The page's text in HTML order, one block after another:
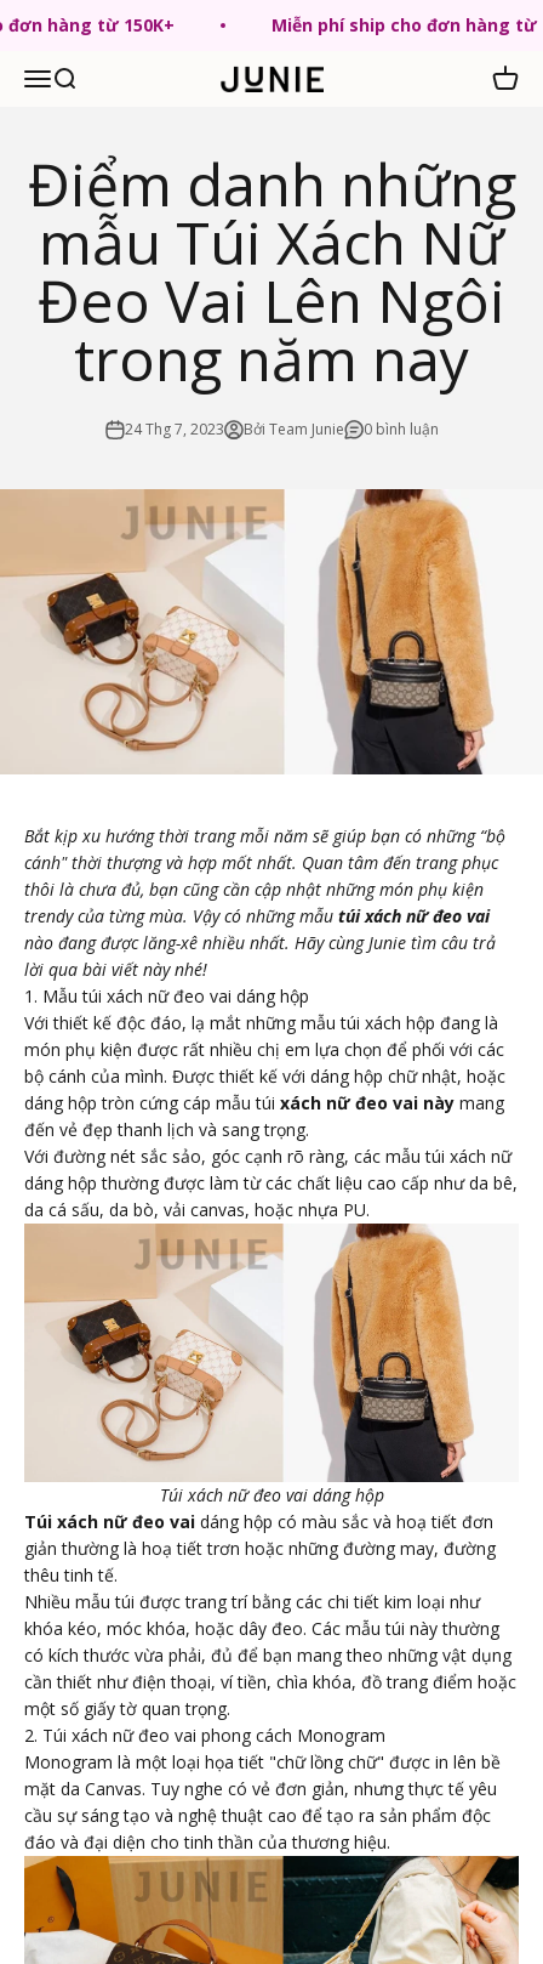
đơn hàng từ 150K+ Miễn phí ship cho đơn hàng từ
MenuTìm kiếm JUNIE VN Giỏ
Điểm danh những
mẫu Túi Xách Nữ
Đeo Vai Lên Ngôi
trong năm nay
24 Thg 7, 2023 Bởi Team Junie 0 bình luận
Bắt kịp xu hướng thời trang mỗi năm sẽ giúp bạn có những “bộ
cánh" thời thượng và hợp mốt nhất. Quan tâm đến trang phục
thôi là chưa đủ, bạn cũng cần cập nhật những món phụ kiện
trendy của từng mùa. Vậy có những mẫu túi xách nữ đeo vai
nào đang được lăng-xê nhiều nhất. Hãy cùng Junie tìm câu trả
lời qua bài viết này nhé!
1. Mẫu túi xách nữ đeo vai dáng hộp
Với thiết kế độc đáo, lạ mắt những mẫu túi xách hộp đang là
món phụ kiện được rất nhiều chị em lựa chọn để phối với các
bộ cánh của mình. Được thiết kế với dáng hộp chữ nhật, hoặc
dáng hộp tròn cứng cáp mẫu túi xách nữ đeo vai này mang
đến vẻ đẹp thanh lịch và sang trọng.
Với đường nét sắc sảo, góc cạnh rõ ràng, các mẫu túi xách nữ
dáng hộp thường được làm từ các chất liệu cao cấp như da bê,
da cá sấu, da bò, vải canvas, hoặc nhựa PU.
Túi xách nữ đeo vai dáng hộp
Túi xách nữ đeo vai dáng hộp có màu sắc và hoạ tiết đơn
giản thường là hoạ tiết trơn hoặc những đường may, đường
thêu tinh tế.
Nhiều mẫu túi được trang trí bằng các chi tiết kim loại như
khóa kéo, móc khóa, hoặc dây đeo. Các mẫu túi này thường
có kích thước vừa phải, đủ để bạn mang theo những vật dụng
cần thiết như điện thoại, ví tiền, chìa khóa, đồ trang điểm hoặc
một số giấy tờ quan trọng.
2. Túi xách nữ đeo vai phong cách Monogram
Monogram là một loại họa tiết "chữ lồng chữ" được in lên bề
mặt da Canvas. Tuy nghe có vẻ đơn giản, nhưng thực tế yêu
cầu sự sáng tạo và nghệ thuật cao để tạo ra sản phẩm độc
đáo và đại diện cho tinh thần của thương hiệu.